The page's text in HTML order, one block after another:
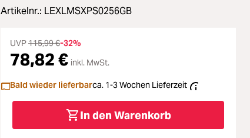
Artikelnr.: LEXLMSXPS0256GB
UVP115,99 €-32%
78,82 € inkl. MwSt.
Bald wieder lieferbarca. 1-3 Wochen Lieferzeit
In den Warenkorb